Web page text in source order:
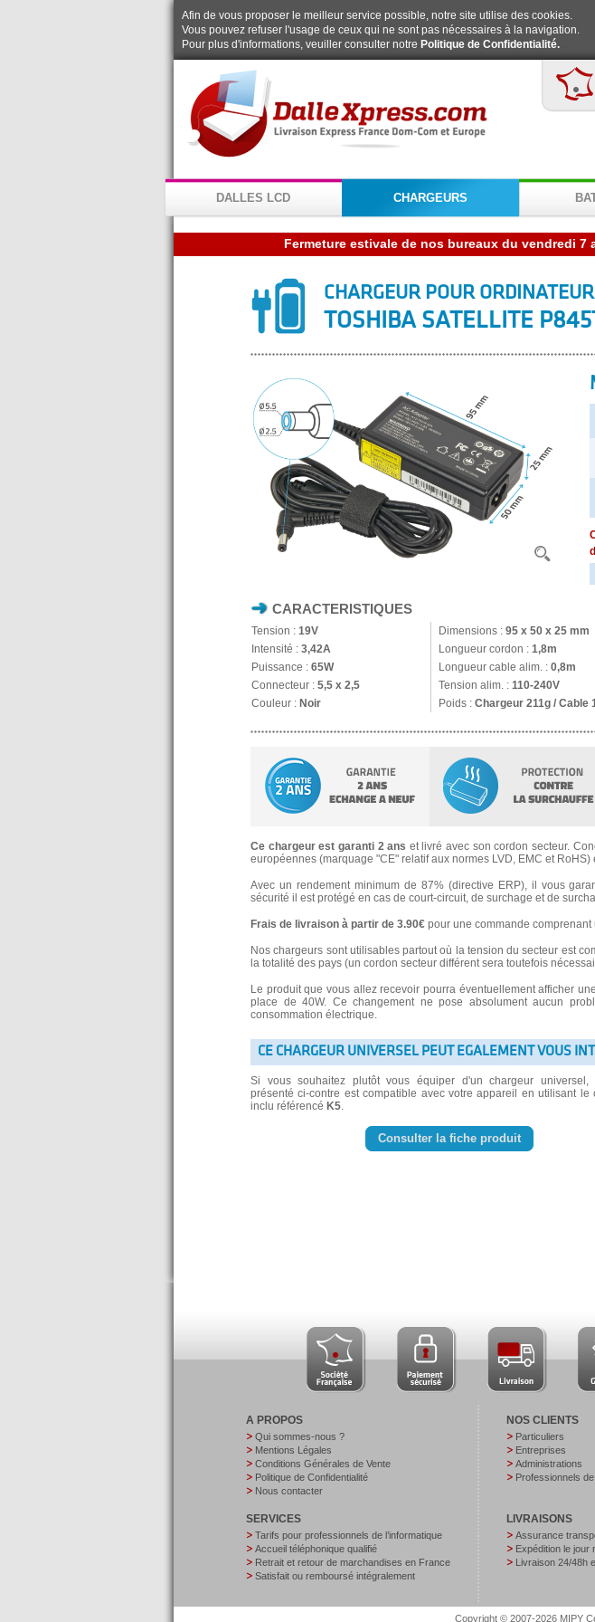
Afin de vous proposer le meilleur service possible, notre site utilise des cookies.
Vous pouvez refuser l'usage de ceux qui ne sont pas nécessaires à la navigation.
Pour plus d'informations, veuiller consulter notre Politique de Confidentialité.
DALLES LCD CHARGEURS
CHARGEUR POUR
TOSHIBA SATELLITE
CARACTERISTIQUES
Tension : 19V Dimensions : 95 x 50 x 25 mm
Intensité : 3,42A Longueur cordon : 1,8m
Puissance : 65W Longueur cable alim. : 0,8m
Connecteur : 5,5 x 2,5 Tension alim. : 110-240V
Couleur : Noir Poids : Chargeur 211g / Cable
Ce chargeur est garanti 2 ans et livré avec son cordon secteur.
européennes (marquage "CE" relatif aux normes LVD, EMC et
Avec un rendement minimum de 87% (directive ERP), il vous
sécurité il est protégé en cas de court-circuit, de surchage et de
Frais de livraison à partir de 3.90€ pour une commande
Nos chargeurs sont utilisables partout où la tension du secteur est
la totalité des pays (un cordon secteur différent sera toutefois
Le produit que vous allez recevoir pourra éventuellement afficher
place de 40W. Ce changement ne pose absolument aucun
consommation électrique.
CE CHARGEUR UNIVERSEL PEUT EGALEMENT VOUS
Si vous souhaitez plutôt vous équiper d'un chargeur universel,
présenté ci-contre est compatible avec votre appareil en utilisant le
inclu référencé K5.
Consulter la fiche produit
A PROPOS
Qui sommes-nous ?
Mentions Légales
Conditions Générales de Vente
Politique de Confidentialité
Nous contacter
SERVICES
Tarifs pour professionnels de l’informatique
Accueil téléphonique qualifié
Retrait et retour de marchandises en France
Satisfait ou remboursé intégralement
NOS CLIENTS
Particuliers
Entreprises
Administrations
Professionnels de
LIVRAISONS
Assurance
Expédition le jour
Livraison 24/48h
Copyright © 2007-2026 MIPY